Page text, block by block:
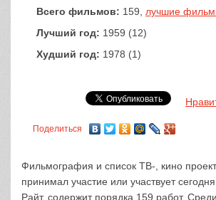
Всего фильмов: 159, лучшие
Лучший год: 1959 (12)
Худший год: 1978 (1)
Поделиться
Фильмография и список ТВ-, кино
принимал участие или участвует
Райт, содержит порядка 159 работ.